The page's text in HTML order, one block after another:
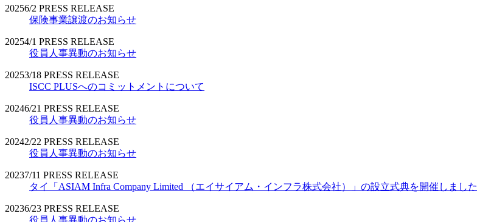
20256/2 PRESS RELEASE
保険事業譲渡のお知らせ
20254/1 PRESS RELEASE
役員人事異動のお知らせ
20253/18 PRESS RELEASE
ISCC PLUSへのコミットメントについて
20246/21 PRESS RELEASE
役員人事異動のお知らせ
20242/22 PRESS RELEASE
役員人事異動のお知らせ
20237/11 PRESS RELEASE
タイ「ASIAM Infra Company Limited （エイサイアム・インフラ株式会社）」の設立式典を開催しました
20236/23 PRESS RELEASE
役員人事異動のお知らせ